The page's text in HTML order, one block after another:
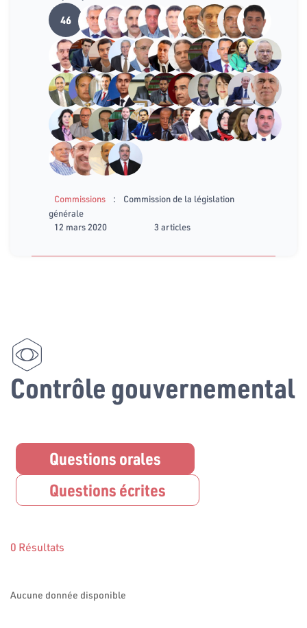
46
Commissions :
Commission de la législation
générale
12 mars 2020
3 articles
Contrôle gouvernemental
Questions orales
Questions écrites
0 Résultats
Aucune donnée disponible